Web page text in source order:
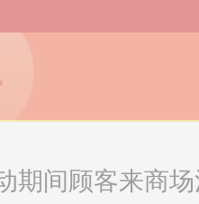
期间顾客来商